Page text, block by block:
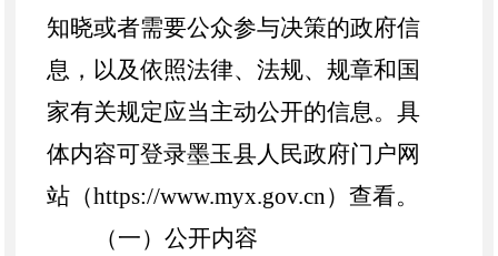
知晓或者需要公众参与决策的政府信
息，以及依照法律、法规、规章和国
家有关规定应当主动公开的信息。具
体内容可登录墨玉县人民政府门户网
站（https://www.myx.gov.cn）查看。
（一）公开内容